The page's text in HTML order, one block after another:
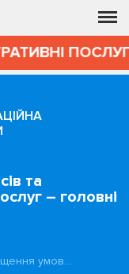
та
– головні
умов…